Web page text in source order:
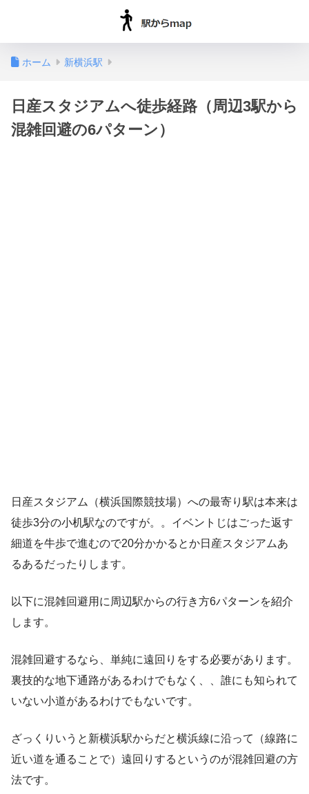
ホーム 新横浜駅
日産スタジアムへ徒歩経路（周辺3駅から
混雑回避の6パターン）
日産スタジアム（横浜国際競技場）への最寄り駅は本来は
徒歩3分の小机駅なのですが。。イベントじはごった返す
細道を牛歩で進むので20分かかるとか日産スタジアムあ
るあるだったりします。
以下に混雑回避用に周辺駅からの行き方6パターンを紹介
します。
混雑回避するなら、単純に遠回りをする必要があります。
裏技的な地下通路があるわけでもなく、、誰にも知られて
いない小道があるわけでもないです。
ざっくりいうと新横浜駅からだと横浜線に沿って（線路に
近い道を通ることで）遠回りするというのが混雑回避の方
法です。